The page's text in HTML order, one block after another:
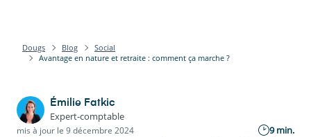
Dougs Blog
Social
Avantage en nature et retraite : comment ça marche ?
Émilie Fatkic
Expert-comptable
mis à jour le 9 décembre 2024 9 min.